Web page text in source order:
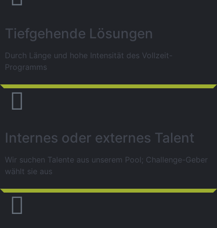
Tiefgehende Lösungen
Durch Länge und hohe Intensität des Vollzeit-
Programms
Internes oder externes Talent
Wir suchen Talente aus unserem Pool; Challenge-Geber
wählt sie aus